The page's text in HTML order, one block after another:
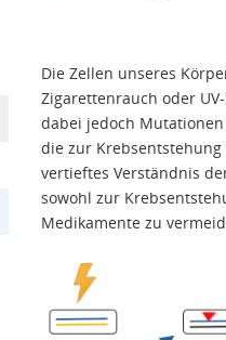
Die Zellen unseres
Zigarettenrauch oder
dabei jedoch
die zur
vertieftes Verständnis
sowohl zur
Medikamente zu